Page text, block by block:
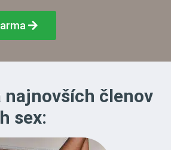
najnovších členov
sex: